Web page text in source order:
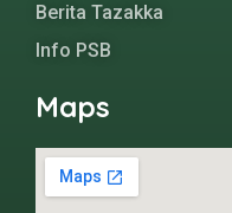
Berita Tazakka
Info PSB
Maps